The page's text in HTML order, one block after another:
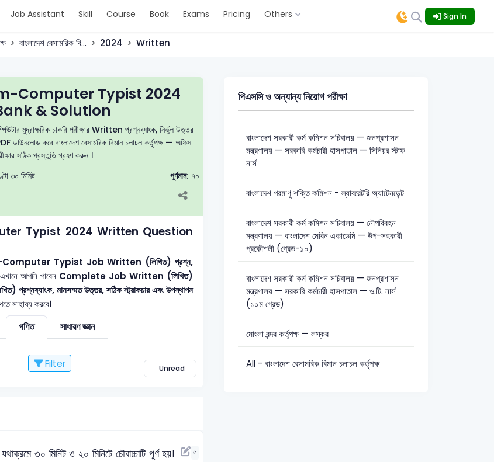
Job Assistant Skill Course Book Exams Pricing Others Sign In
বাংলাদেশ বেসামরিক বি... 2024 Written
Computer Typist 2024
& Solution
মুদ্রাক্ষরিক চাকরি পরীক্ষার Written প্রশ্নব্যাংক, নির্ভুল উত্তর
ডাউনলোড করে বাংলাদেশ বেসামরিক বিমান চলাচল কর্তৃপক্ষ — অফিস
সঠিক প্রস্তুতি গ্রহণ করুন ।
৩০ মিনিট পূর্ণমান: ৭০
Typist 2024 Written Question
Typist Job Written (লিখিত) প্রশ্ন,
আপনি পাবেন Complete Job Written (লিখিত)
প্রশ্নব্যাংক, মানসম্মত উত্তর, সঠিক স্ট্রাকচার এবং উপস্থাপন
সাহায্য করবে।
গণিত সাধারণ জ্ঞান
Filter Unread
৩০ মিনিট ও ২০ মিনিটে চৌবাচ্চাটি পূর্ণ হয়।
৫
পিএসসি ও অন্যান্য নিয়োগ পরীক্ষা
বাংলাদেশ সরকারী কর্ম কমিশন সচিবালয় — জনপ্রশাসন
মন্ত্রণালয় — সরকারি কর্মচারী হাসপাতাল — সিনিয়র স্টাফ
নার্স
বাংলাদেশ পরমাণু শক্তি কমিশন - ল্যাবরেটরি অ্যাটেনডেন্ট
বাংলাদেশ সরকারী কর্ম কমিশন সচিবালয় — নৌপরিবহন
মন্ত্রণালয় — বাংলাদেশ মেরিন একাডেমি — উপ-সহকারী
প্রকৌশলী (গ্রেড-১০)
বাংলাদেশ সরকারী কর্ম কমিশন সচিবালয় — জনপ্রশাসন
মন্ত্রণালয় — সরকারি কর্মচারী হাসপাতাল — ও.টি. নার্স
(১০ম গ্রেড)
মোংলা বন্দর কর্তৃপক্ষ — লস্কর
All - বাংলাদেশ বেসামরিক বিমান চলাচল কর্তৃপক্ষ